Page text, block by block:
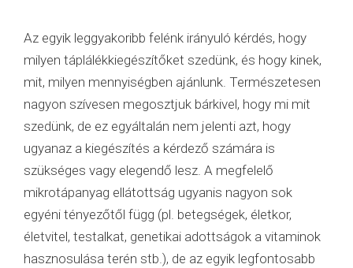
Az egyik leggyakoribb felénk irányuló kérdés, hogy
milyen táplálékkiegészítőket szedünk, és hogy kinek,
mit, milyen mennyiségben ajánlunk. Természetesen
nagyon szívesen megosztjuk bárkivel, hogy mi mit
szedünk, de ez egyáltalán nem jelenti azt, hogy
ugyanaz a kiegészítés a kérdező számára is
szükséges vagy elegendő lesz. A megfelelő
mikrotápanyag ellátottság ugyanis nagyon sok
egyéni tényezőtől függ (pl. betegségek, életkor,
életvitel, testalkat, genetikai adottságok a vitaminok
hasznosulása terén stb.), de az egyik legfontosabb